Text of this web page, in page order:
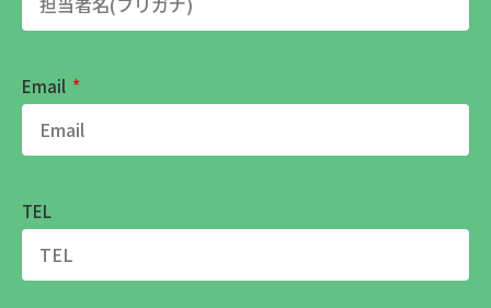
Email
TEL